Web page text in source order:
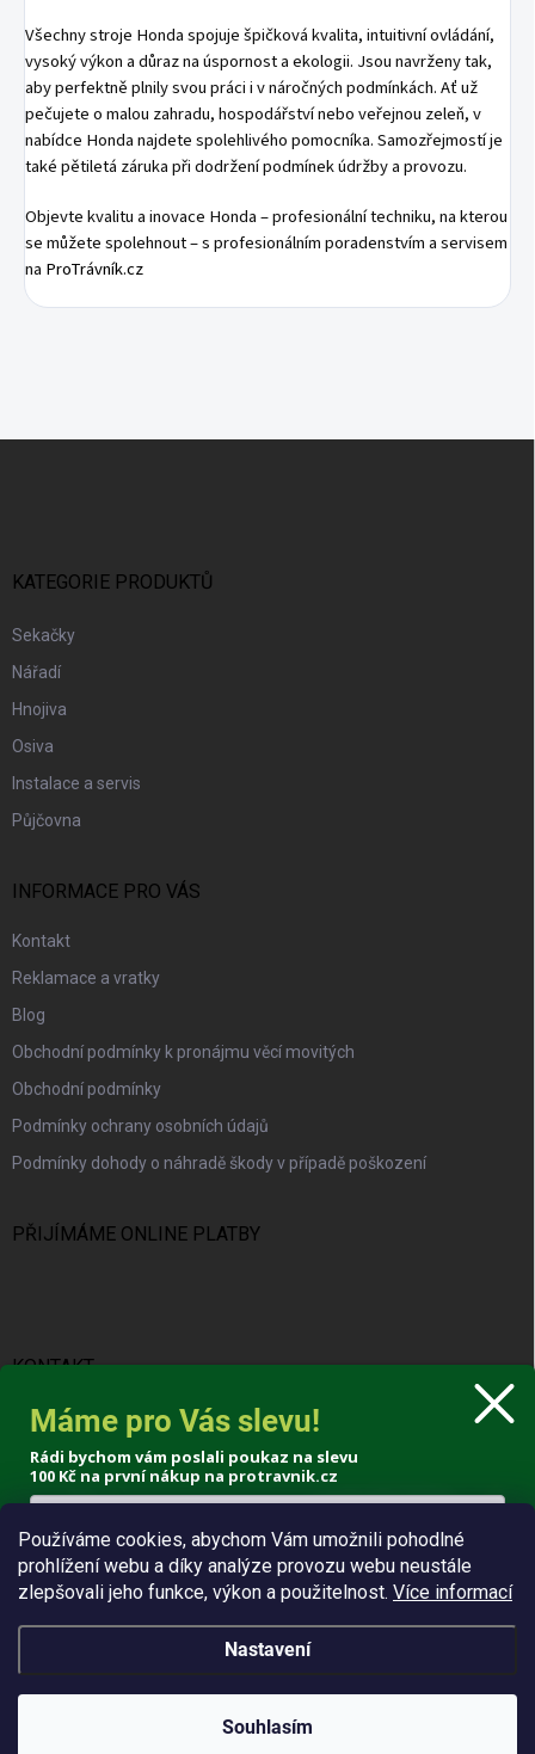
Používáme cookies, abychom Vám umožnili pohodlné
prohlížení webu a díky analýze provozu webu neustále
zlepšovali jeho funkce, výkon a použitelnost. Více informací
Nastavení
Souhlasím
Všechny stroje Honda spojuje špičková kvalita, intuitivní ovládání,
vysoký výkon a důraz na úspornost a ekologii. Jsou navrženy tak,
aby perfektně plnily svou práci i v náročných podmínkách. Ať už
pečujete o malou zahradu, hospodářství nebo veřejnou zeleň, v
nabídce Honda najdete spolehlivého pomocníka. Samozřejmostí je
také pětiletá záruka při dodržení podmínek údržby a provozu.
Objevte kvalitu a inovace Honda – profesionální techniku, na kterou
se můžete spolehnout – s profesionálním poradenstvím a servisem
na ProTrávník.cz
KATEGORIE PRODUKTŮ
Sekačky
Nářadí
Hnojiva
Osiva
Instalace a servis
Půjčovna
INFORMACE PRO VÁS
Kontakt
Reklamace a vratky
Blog
Obchodní podmínky k pronájmu věcí movitých
Obchodní podmínky
Podmínky ochrany osobních údajů
Podmínky dohody o náhradě škody v případě poškození
PŘIJÍMÁME ONLINE PLATBY
KONTAKT
info@protravnik.cz
+420 724 308 341
ProTrávník. Všechna práva vyhrazena.
Máme pro Vás slevu!
Rádi bychom vám poslali poukaz na slevu
100 Kč na první nákup na protravnik.cz
Poslat voucher